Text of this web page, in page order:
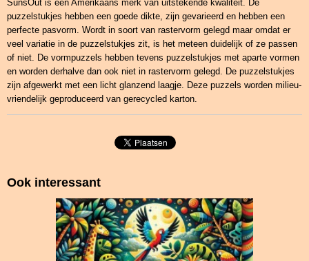
SunsOut is een Amerikaans merk van uitstekende kwaliteit. De
puzzelstukjes hebben een goede dikte, zijn gevarieerd en hebben een
perfecte pasvorm. Wordt in soort van rastervorm gelegd maar omdat er
veel variatie in de puzzelstukjes zit, is het meteen duidelijk of ze passen
of niet. De vormpuzzels hebben tevens puzzelstukjes met aparte vormen
en worden derhalve dan ook niet in rastervorm gelegd. De puzzelstukjes
zijn afgewerkt met een licht glanzend laagje. Deze puzzels worden milieu-
vriendelijk geproduceerd van gerecycled karton.
Ook interessant